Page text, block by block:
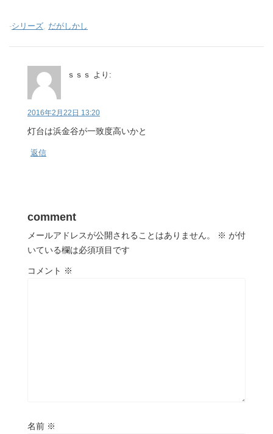
-シリーズ だがしかし
ｓｓｓ より:
2016年2月22日 13:20
灯台は浜金谷が一致度高いかと
返信
comment
メールアドレスが公開されることはありません。 ※ が付
いている欄は必須項目です
コメント ※
名前 ※